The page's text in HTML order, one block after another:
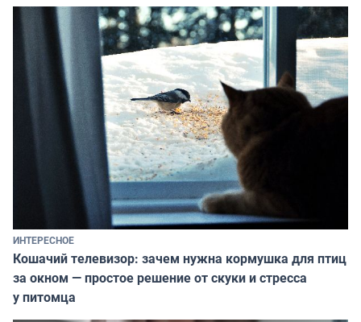
ИНТЕРЕСНОЕ
Кошачий телевизор: зачем нужна кормушка для птиц
за окном — простое решение от скуки и стресса
у питомца